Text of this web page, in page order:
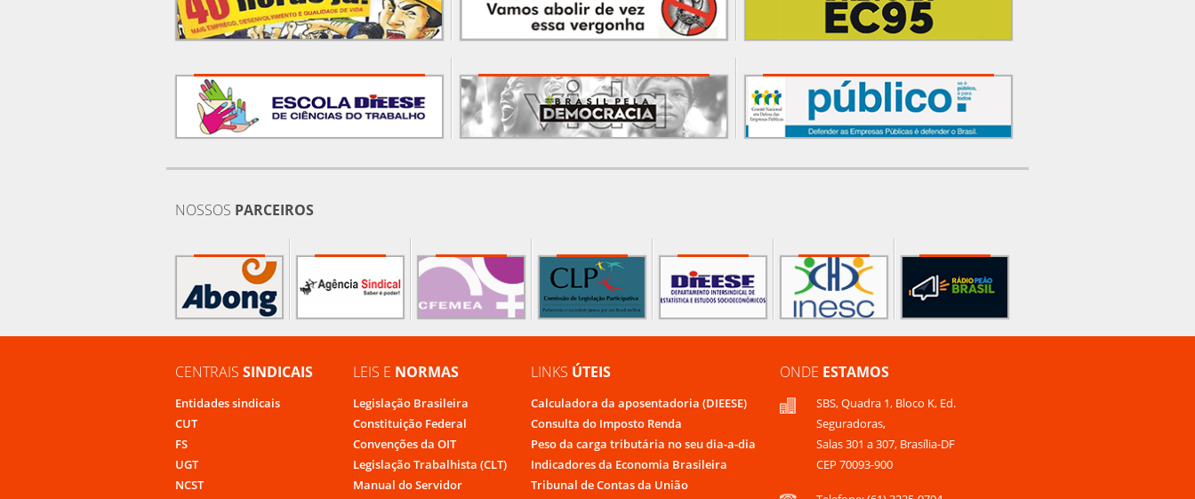
NOSSOS PARCEIROS
CENTRAIS SINDICAIS
Entidades sindicais
CUT
FS
UGT
NCST
LEIS E NORMAS
Legislação Brasileira
Constituição Federal
Convenções da OIT
Legislação Trabalhista (CLT)
Manual do Servidor
LINKS ÚTEIS
Calculadora da aposentadoria (DIEESE)
Consulta do Imposto Renda
Peso da carga tributária no seu dia-a-dia
Indicadores da Economia Brasileira
Tribunal de Contas da União
ONDE ESTAMOS
SBS, Quadra 1, Bloco K, Ed.
Seguradoras,
Salas 301 a 307, Brasília-DF
CEP 70093-900